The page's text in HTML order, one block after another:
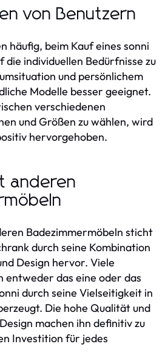
von Benutzern
häufig, beim Kauf eines sonni
die individuellen Bedürfnisse zu
und persönlichem
Modelle besser geeignet.
verschiedenen
und Größen zu wählen, wird
hervorgehoben.
anderen
Badezimmermöbeln sticht
durch seine Kombination
Design hervor. Viele
das eine oder das
durch seine Vielseitigkeit in
Die hohe Qualität und
machen ihn definitiv zu
Investition für jedes